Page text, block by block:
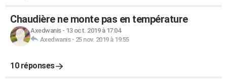
Chaudière ne monte pas en température
Axedwanis- 13 oct. 2019 à 17:04
Axedwanis- 25 nov. 2019 à 19:55
10 réponses